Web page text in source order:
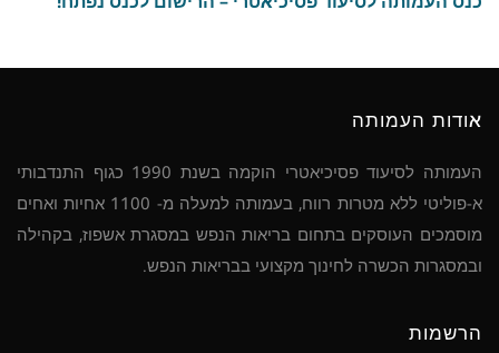
אודות העמותה
העמותה לסיעוד פסיכיאטרי הוקמה בשנת 1990 כגוף התנדבותי
א-פוליטי ללא מטרות רווח, בעמותה למעלה מ- 1100 אחיות ואחים
מוסמכים העוסקים בתחום בריאות הנפש במסגרת אשפוז, בקהילה
ובמסגרות הכשרה לחינוך מקצועי בבריאות הנפש.
הרשמות